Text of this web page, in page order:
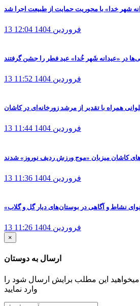
شهر خدا» با محوریت حمایت از طبیعت اجرا شد
13 فروردین 1404 12:04
در «عیدانه شَهر خُدا» عید فطر را جشن گرفتند
13 فروردین 1404 11:52
همراه با تقدیر از مرشد زورخانه‌ای در کاشان
13 فروردین 1404 11:44
کاشان میزبان «موج ورزش ردیف نوروز» شدند
13 فروردین 1404 11:36
نشاط و آگاهی در بوستان‌های دیار گل و گلاب
13 فروردین 1404 11:26
×
ارسال به دوستان
این مطلب برایش ارسال شود را
وارد نمایید